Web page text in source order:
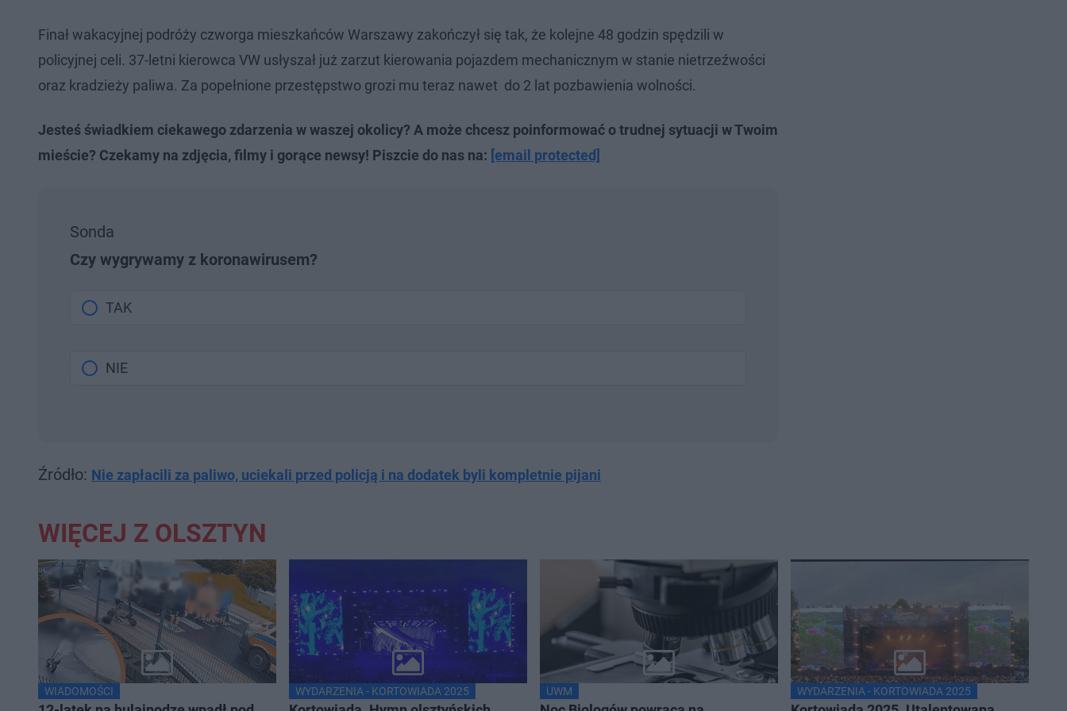
Finał wakacyjnej podróży czworga mieszkańców Warszawy zakończył się tak, że kolejne 48 godzin spędzili w
policyjnej celi. 37-letni kierowca VW usłyszał już zarzut kierowania pojazdem mechanicznym w stanie nietrzeźwości
oraz kradzieży paliwa. Za popełnione przestępstwo grozi mu teraz nawet do 2 lat pozbawienia wolności.
Jesteś świadkiem ciekawego zdarzenia w waszej okolicy? A może chcesz poinformować o trudnej sytuacji w Twoim
mieście? Czekamy na zdjęcia, filmy i gorące newsy! Piszcie do nas na: [email protected]
Sonda
Czy wygrywamy z koronawirusem?
TAK
NIE
Źródło: Nie zapłacili za paliwo, uciekali przed policją i na dodatek byli kompletnie pijani
WIĘCEJ Z OLSZTYN
WIADOMOŚCI WYDARZENIA - KORTOWIADA 2025 UWM WYDARZENIA - KORTOWIADA 2025